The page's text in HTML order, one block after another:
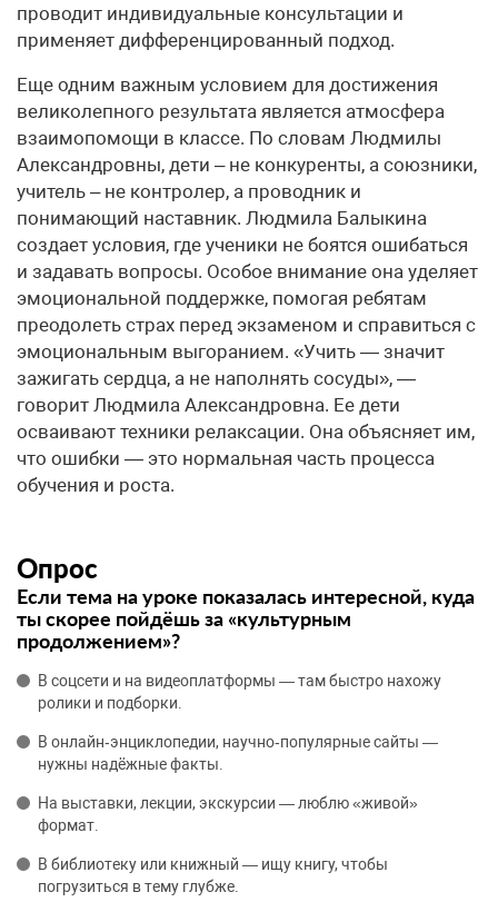
проводит индивидуальные консультации и
применяет дифференцированный подход.
Еще одним важным условием для достижения
великолепного результата является атмосфера
взаимопомощи в классе. По словам Людмилы
Александровны, дети – не конкуренты, а союзники,
учитель – не контролер, а проводник и
понимающий наставник. Людмила Балыкина
создает условия, где ученики не боятся ошибаться
и задавать вопросы. Особое внимание она уделяет
эмоциональной поддержке, помогая ребятам
преодолеть страх перед экзаменом и справиться с
эмоциональным выгоранием. «Учить — значит
зажигать сердца, а не наполнять сосуды», —
говорит Людмила Александровна. Ее дети
осваивают техники релаксации. Она объясняет им,
что ошибки — это нормальная часть процесса
обучения и роста.
Опрос
Если тема на уроке показалась интересной, куда
ты скорее пойдёшь за «культурным
продолжением»?
В соцсети и на видеоплатформы — там быстро нахожу
ролики и подборки.
В онлайн‑энциклопедии, научно‑популярные сайты —
нужны надёжные факты.
На выставки, лекции, экскурсии — люблю «живой»
формат.
В библиотеку или книжный — ищу книгу, чтобы
погрузиться в тему глубже.